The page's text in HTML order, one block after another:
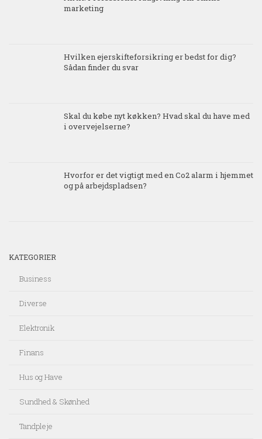
marketing
Hvilken ejerskifteforsikring er bedst for dig?
Sådan finder du svar
Skal du købe nyt køkken? Hvad skal du have med
i overvejelserne?
Hvorfor er det vigtigt med en Co2 alarm i hjemmet
og på arbejdspladsen?
KATEGORIER
Business
Diverse
Elektronik
Finans
Hus og Have
Sundhed & Skønhed
Tandpleje